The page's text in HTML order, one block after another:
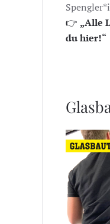
👉 „Alle
du hier!“